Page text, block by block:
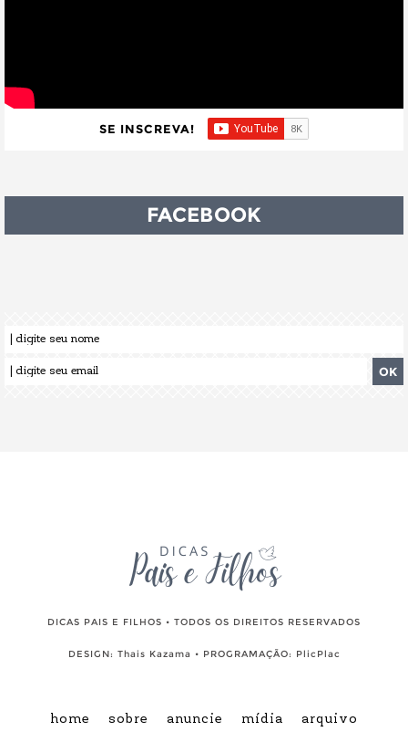
SE INSCREVA!
FACEBOOK
DICAS PAIS E FILHOS • TODOS OS DIREITOS RESERVADOS
DESIGN: Thais Kazama • PROGRAMAÇÃO: PlicPlac
home sobre anuncie mídia arquivo